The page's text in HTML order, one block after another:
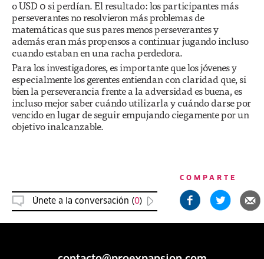
o USD 0 si perdían. El resultado: los participantes más
perseverantes no resolvieron más problemas de
matemáticas que sus pares menos perseverantes y
además eran más propensos a continuar jugando incluso
cuando estaban en una racha perdedora.
Para los investigadores, es importante que los jóvenes y
especialmente los gerentes entiendan con claridad que, si
bien la perseverancia frente a la adversidad es buena, es
incluso mejor saber cuándo utilizarla y cuándo darse por
vencido en lugar de seguir empujando ciegamente por un
objetivo inalcanzable.
Únete a la conversación (0)
COMPARTE